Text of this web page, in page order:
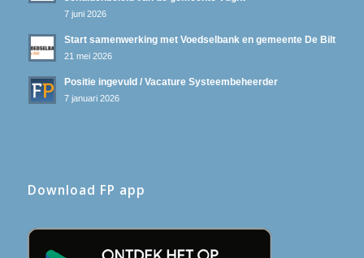
7 juni 2026
Start samenwerking met Voedselbank en gemeente De Bilt
21 mei 2026
Positie ingevuld / Vacature Systeembeheerder
7 januari 2026
Download FP app